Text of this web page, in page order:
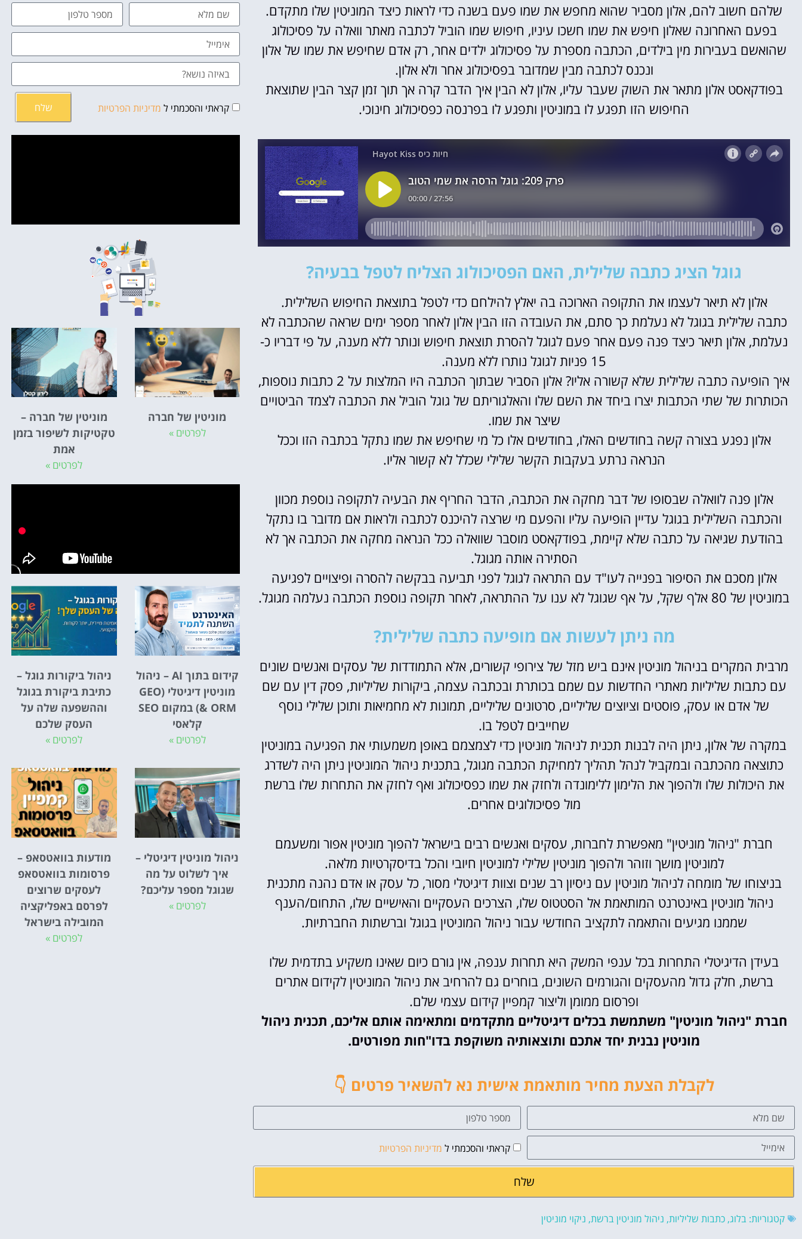
שלהם חשוב להם, אלון מסביר שהוא מחפש את שמו פעם בשנה כדי לראות כיצד המוניטין שלו מתקדם.
בפעם האחרונה שאלון חיפש את שמו חשכו עיניו, חיפוש שמו הוביל לכתבה מאתר וואלה על פסיכולוג
שהואשם בעבירות מין בילדים, הכתבה מספרת על פסיכולוג ילדים אחר, רק אדם שחיפש את שמו של אלון
ונכנס לכתבה מבין שמדובר בפסיכולוג אחר ולא אלון.
בפודקאסט אלון מתאר את השוק שעבר עליו, אלון לא הבין איך הדבר קרה אך תוך זמן קצר הבין שתוצאת
החיפוש הזו תפגע לו במוניטין ותפגע לו בפרנסה כפסיכולוג חינוכי.
גוגל הציג כתבה שלילית, האם הפסיכולוג הצליח לטפל בבעיה?
אלון לא תיאר לעצמו את התקופה הארוכה בה יאלץ להילחם כדי לטפל בתוצאת החיפוש השלילית.
כתבה שלילית בגוגל לא נעלמת כך סתם, את העובדה הזו הבין אלון לאחר מספר ימים שראה שהכתבה לא
נעלמת, אלון תיאר כיצד פנה פעם אחר פעם לגוגל להסרת תוצאת חיפוש ונותר ללא מענה, על פי דבריו כ-
15 פניות לגוגל נותרו ללא מענה.
איך הופיעה כתבה שלילית שלא קשורה אליו? אלון הסביר שבתוך הכתבה היו המלצות על 2 כתבות נוספות,
הכותרות של שתי הכתבות יצרו ביחד את השם שלו והאלגוריתם של גוגל הוביל את הכתבה לצמד הביטויים
שיצר את שמו.
אלון נפגע בצורה קשה בחודשים האלו, בחודשים אלו כל מי שחיפש את שמו נתקל בכתבה הזו וככל
הנראה נרתע בעקבות הקשר שלילי שכלל לא קשור אליו.
אלון פנה לוואלה שבסופו של דבר מחקה את הכתבה, הדבר החריף את הבעיה לתקופה נוספת מכוון
והכתבה השלילית בגוגל עדיין הופיעה עליו והפעם מי שרצה להיכנס לכתבה ולראות אם מדובר בו נתקל
בהודעת שגיאה על כתבה שלא קיימת, בפודקאסט מוסבר שוואלה ככל הנראה מחקה את הכתבה אך לא
הסתירה אותה מגוגל.
אלון מסכם את הסיפור בפנייה לעו"ד עם התראה לגוגל לפני תביעה בבקשה להסרה ופיצויים לפגיעה
במוניטין של 80 אלף שקל, על אף שגוגל לא ענו על ההתראה, לאחר תקופה נוספת הכתבה נעלמה מגוגל.
מה ניתן לעשות אם מופיעה כתבה שלילית?
מרבית המקרים בניהול מוניטין אינם ביש מזל של צירופי קשורים, אלא התמודדות של עסקים ואנשים שונים
עם כתבות שליליות מאתרי החדשות עם שמם בכותרת ובכתבה עצמה, ביקורות שליליות, פסק דין עם שם
של אדם או עסק, פוסטים וציוצים שליליים, סרטונים שליליים, תמונות לא מחמיאות ותוכן שלילי נוסף
שחייבים לטפל בו.
במקרה של אלון, ניתן היה לבנות תכנית לניהול מוניטין כדי לצמצמם באופן משמעותי את הפגיעה במוניטין
כתוצאה מהכתבה ובמקביל לנהל תהליך למחיקת הכתבה מגוגל, בתכנית ניהול המוניטין ניתן היה לשדרג
את היכולות שלו ולהפוך את הלימון ללימונדה ולחזק את שמו כפסיכולוג ואף לחזק את התחרות שלו ברשת
מול פסיכולוגים אחרים.
חברת "ניהול מוניטין" מאפשרת לחברות, עסקים ואנשים רבים בישראל להפוך מוניטין אפור ומשעמם
למוניטין מושך וזוהר ולהפוך מוניטין שלילי למוניטין חיובי והכל בדיסקרטיות מלאה.
בניצוחו של מומחה לניהול מוניטין עם ניסיון רב שנים וצוות דיגיטלי מסור, כל עסק או אדם נהנה מתכנית
ניהול מוניטין באינטרנט המותאמת אל הסטטוס שלו, הצרכים העסקיים והאישיים שלו, התחום/הענף
שממנו מגיעים והתאמה לתקציב החודשי עבור ניהול המוניטין בגוגל וברשתות החברתיות.
בעידן הדיגיטלי התחרות בכל ענפי המשק היא תחרות ענפה, אין גורם כיום שאינו משקיע בתדמית שלו
ברשת, חלק גדול מהעסקים והגורמים השונים, בוחרים גם להרחיב את ניהול המוניטין לקידום אתרים
ופרסום ממומן וליצור קמפיין קידום עצמי שלם.
חברת "ניהול מוניטין" משתמשת בכלים דיגיטליים מתקדמים ומתאימה אותם אליכם, תכנית ניהול
מוניטין נבנית יחד אתכם ותוצאותיה משוקפת בדו"חות מפורטים.
לקבלת הצעת מחיר מותאמת אישית נא להשאיר פרטים 👇
קראתי והסכמתי למדיניות הפרטיות
שלח
קטגוריות: בלוג, כתבות שליליות, ניהול מוניטין ברשת, ניקוי מוניטין
קראתי והסכמתי למדיניות הפרטיות שלח
מוניטין של חברה
לפרטים »
מוניטין של חברה –
טקטיקות לשיפור בזמן
אמת
לפרטים »
קידום בתוך AI – ניהול
מוניטין דיגיטלי (GEO
& ORM) במקום SEO
קלאסי
לפרטים »
ניהול ביקורות גוגל –
כתיבת ביקורת בגוגל
וההשפעה שלה על
העסק שלכם
לפרטים »
ניהול מוניטין דיגיטלי –
איך לשלוט על מה
שגוגל מספר עליכם?
לפרטים »
מודעות בוואטסאפ –
פרסומות בוואטסאפ
לעסקים שרוצים
לפרסם באפליקציה
המובילה בישראל
לפרטים »